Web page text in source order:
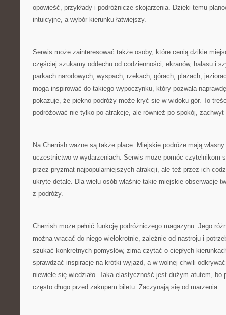
opowieść, przykłady i podróżnicze skojarzenia. Dzięki temu
intuicyjne, a wybór kierunku łatwiejszy.
Serwis może zainteresować także osoby, które cenią dzikie
częściej szukamy oddechu od codzienności, ekranów, hałasu i
parkach narodowych, wyspach, rzekach, górach, plażach,
mogą inspirować do takiego wypoczynku, który pozwala
pokazuje, że piękno podróży może kryć się w widoku gór. To
podróżować nie tylko po atrakcje, ale również po spokój,
Na Cherrish ważne są także place. Miejskie podróże mają
uczestnictwo w wydarzeniach. Serwis może pomóc czytelnikom
przez pryzmat najpopularniejszych atrakcji, ale też przez ich
ukryte detale. Dla wielu osób właśnie takie miejskie obserwacje
z podróży.
Cherrish może pełnić funkcję podróżniczego magazynu. Jego
można wracać do niego wielokrotnie, zależnie od nastroju i
szukać konkretnych pomysłów, zimą czytać o ciepłych
sprawdzać inspiracje na krótki wyjazd, a w wolnej chwili
niewiele się wiedziało. Taka elastyczność jest dużym atutem, bo
często długo przed zakupem biletu. Zaczynają się od marzenia.